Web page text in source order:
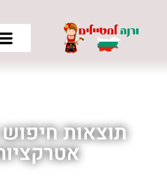
תוצאות חיפוש